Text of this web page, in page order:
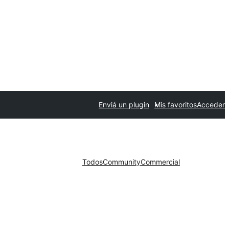
Enviá un plugin Mis favoritosAcceder
TodosCommunityCommercial